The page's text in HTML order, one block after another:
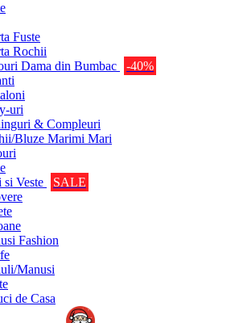
Fuste
Rochii
Dama din Bumbac
-40%
uri
& Compleuri
Bluze Marimi Mari
si Veste
SALE
Fashion
Manusi
de Casa